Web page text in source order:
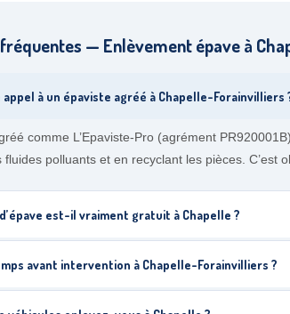
— Enlèvement épave à
à un épaviste agréé à Chapelle-Forainvilliers
comme L’Epaviste-Pro (agrément
fluides polluants et en recyclant les pièces. C’est
est-il vraiment gratuit à Chapelle ?
avant intervention à Chapelle-Forainvilliers ?